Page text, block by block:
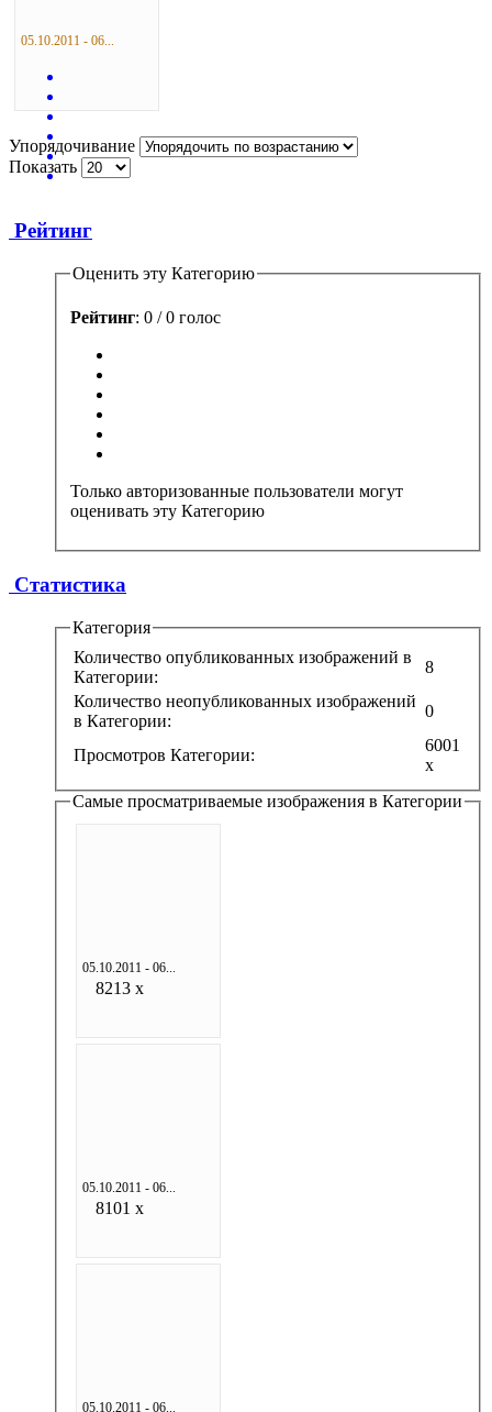
05.10.2011 - 06...
Упорядочивание
Показать
Рейтинг
Оценить эту Категорию
Рейтинг: 0 / 0 голос
Только авторизованные пользователи могут
оценивать эту Категорию
Статистика
Категория
Количество опубликованных изображений в
Категории:
8
Количество неопубликованных изображений
в Категории:
0
Просмотров Категории:
6001
x
Самые просматриваемые изображения в Категории
05.10.2011 - 06...
8213 x
05.10.2011 - 06...
8101 x
05.10.2011 - 06...